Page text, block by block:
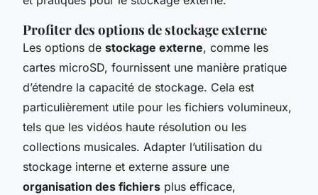
Profiter des options de stockage externe
Les options de stockage externe, comme les
cartes microSD, fournissent une manière pratique
d’étendre la capacité de stockage. Cela est
particulièrement utile pour les fichiers volumineux,
tels que les vidéos haute résolution ou les
collections musicales. Adapter l’utilisation du
stockage interne et externe assure une
organisation des fichiers plus efficace,